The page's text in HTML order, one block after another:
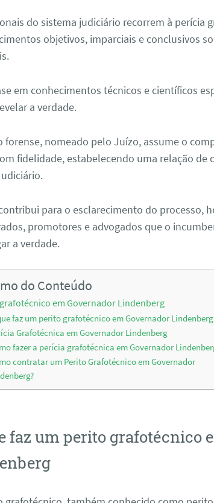
do sistema judiciário recorrem à perícia
objetivos, imparciais e conclusivos
em conhecimentos técnicos e científicos
a verdade.
forense, nomeado pelo Juízo, assume o
fidelidade, estabelecendo uma relação de
para o esclarecimento do processo,
promotores e advogados que o
a verdade.
do Conteúdo
em Governador Lindenberg
faz um perito grafotécnico em Governador Lindenberg
Grafotécnica em Governador Lindenberg
fazer a perícia grafotécnica em Governador
contratar um Perito Grafotécnico em Governador
faz um perito grafotécnico